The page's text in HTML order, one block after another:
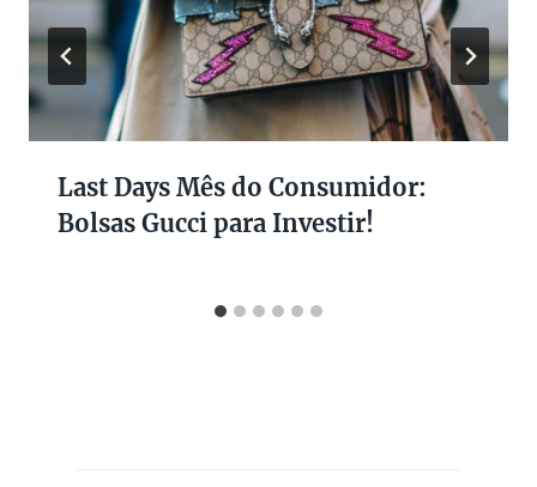
Last Days Mês do Consumidor:
Bolsas Gucci para Investir!